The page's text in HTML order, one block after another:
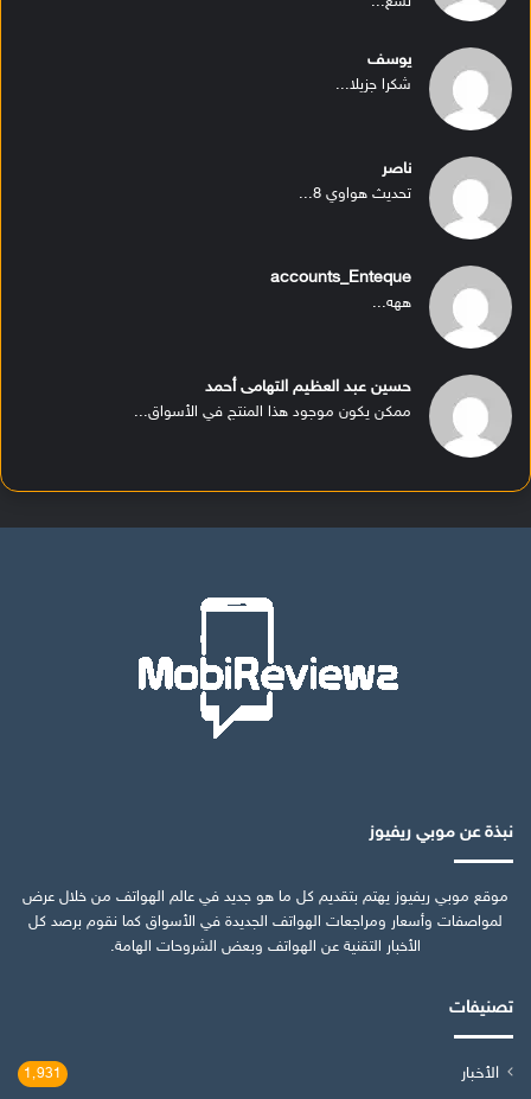
يوسف
شكرا جزيلا...
ناصر
تحديث هواوي 8...
accounts_Enteque
ههه...
حسين عبد العظيم التهامى أحمد
ممكن يكون موجود هذا المنتج في الأسواق...
نبذة عن موبي ريفيوز
موقع موبي ريفيوز يهتم بتقديم كل ما هو جديد في عالم الهواتف من خلال عرض
لمواصفات وأسعار ومراجعات الهواتف الجديدة في الأسواق كما نقوم برصد كل
الأخبار التقنية عن الهواتف وبعض الشروحات الهامة.
تصنيفات
الأخبار 1٬931